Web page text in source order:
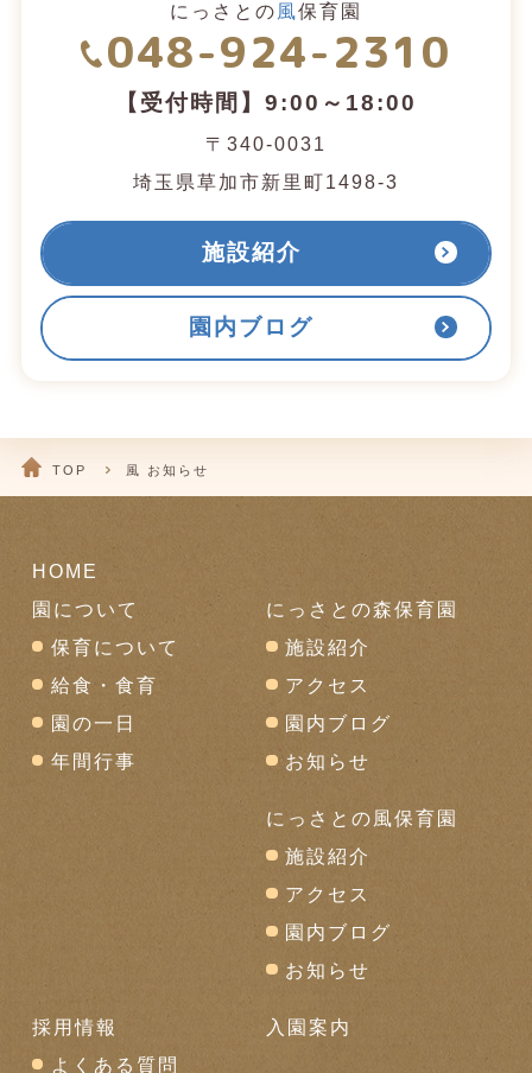
にっさとの 風保育園
048-924-2310
【受付時間】9:00～18:00
〒340-0031
埼玉県草加市新里町1498-3
施設紹介
園内ブログ
TOP 風 お知らせ
HOME
園について
保育について
給食・食育
園の一日
年間行事
にっさとの森保育園
施設紹介
アクセス
園内ブログ
お知らせ
にっさとの風保育園
施設紹介
アクセス
園内ブログ
お知らせ
採用情報
よくある質問
入園案内